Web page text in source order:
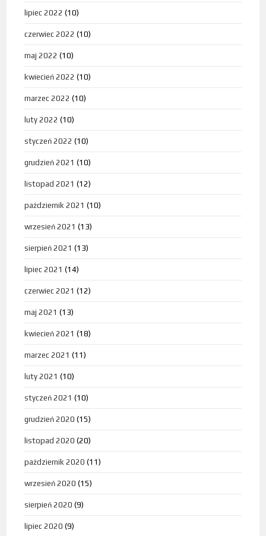
lipiec 2022 (10)
czerwiec 2022 (10)
maj 2022 (10)
kwiecień 2022 (10)
marzec 2022 (10)
luty 2022 (10)
styczeń 2022 (10)
grudzień 2021 (10)
listopad 2021 (12)
październik 2021 (10)
wrzesień 2021 (13)
sierpień 2021 (13)
lipiec 2021 (14)
czerwiec 2021 (12)
maj 2021 (13)
kwiecień 2021 (18)
marzec 2021 (11)
luty 2021 (10)
styczeń 2021 (10)
grudzień 2020 (15)
listopad 2020 (20)
październik 2020 (11)
wrzesień 2020 (15)
sierpień 2020 (9)
lipiec 2020 (9)